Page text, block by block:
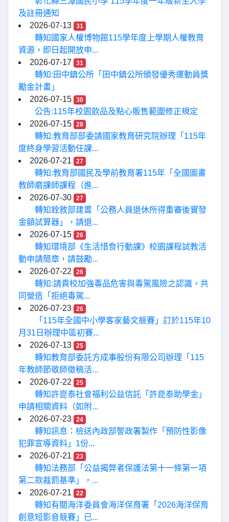
及註冊通知
2026-07-13
31
轉知國家人權博物館115學年度上學期人權教育
資源，即日起開放申...
2026-07-17
31
轉知:田中鎮公所「田中鎮公所頒發優秀運動員獎
勵金計畫」
2026-07-15
30
公告:115年校園飲品及點心販售範圍修正規定
2026-07-15
28
轉知:教育部部委請國家教育研究院辦理「115年
度終身學習活動任課...
2026-07-21
27
轉知:教育部國民及學前教育署115年「全國圖書
教師磨課師課程（進...
2026-07-30
27
轉知銓敘部建置「公務人員退休所得重審後實發
金額試算器」，請退...
2026-07-15
26
轉知環境部《生活惜食行動課》校園課程試教活
動申請簡章，請鼓勵...
2026-07-22
26
轉知:請貴校加強毒品危害與毒駕風險之認識，共
同營造「拒絕毒駕...
2026-07-23
26
「115年全國中小學客家藝文競賽」訂於115年10
月31日辦理中區初賽...
2026-07-13
25
轉知教育部委託方成事股份有限公司辦理「115
年教師節敬師徵稿活...
2026-07-22
25
轉知許崑泰社會福利公益信託「許崑泰助學金」
申請相關資料（如附...
2026-07-23
24
轉知訊息：檢送內政部警政署製作「預防性影像
犯罪宣導資料」1份...
2026-07-21
23
轉知法務部「公益揭弊者保護法第十一條第一項
第二款裁罰基準」，...
2026-07-21
22
轉知有關海洋委員會海洋保育署「2026海洋保育
創意短影音競賽」已...